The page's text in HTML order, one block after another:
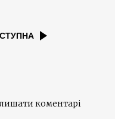
коментарі